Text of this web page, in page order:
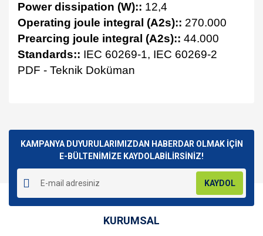
Power dissipation (W):: 12,4
Operating joule integral (A2s):: 270.000
Prearcing joule integral (A2s):: 44.000
Standards:: IEC 60269-1, IEC 60269-2
PDF - Teknik Doküman
Yorum Yaz
kullanarak tarafımıza iletebilirsiniz.
Görüş ve önerileriniz için teşekkür ederiz.
Ürün resmi kalitesiz, bozuk veya görüntülenemiyor.
Ürün açıklamasında eksik bilgiler bulunuyor.
Ürün bilgilerinde hatalar bulunuyor.
Ürün fiyatı diğer sitelerden daha pahalı.
KAMPANYA DUYURULARIMIZDAN HABERDAR OLMAK İÇİN
E-BÜLTENİMİZE KAYDOLABİLİRSİNİZ!
KAYDOL
KURUMSAL